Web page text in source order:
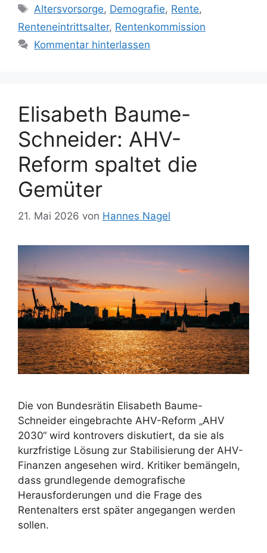
Schlagwörter
Altersvorsorge, Demografie, Rente,
Renteneintrittsalter, Rentenkommission
Kommentar hinterlassen
Elisabeth Baume-
Schneider: AHV-
Reform spaltet die
Gemüter
21. Mai 2026 von Hannes Nagel
Die von Bundesrätin Elisabeth Baume-
Schneider eingebrachte AHV-Reform „AHV
2030“ wird kontrovers diskutiert, da sie als
kurzfristige Lösung zur Stabilisierung der AHV-
Finanzen angesehen wird. Kritiker bemängeln,
dass grundlegende demografische
Herausforderungen und die Frage des
Rentenalters erst später angegangen werden
sollen.